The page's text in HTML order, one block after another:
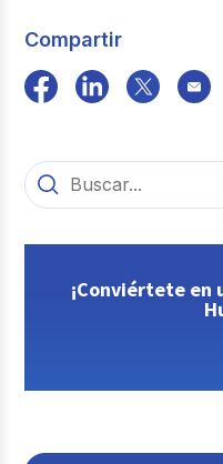
Compartir
¡Conviértete en